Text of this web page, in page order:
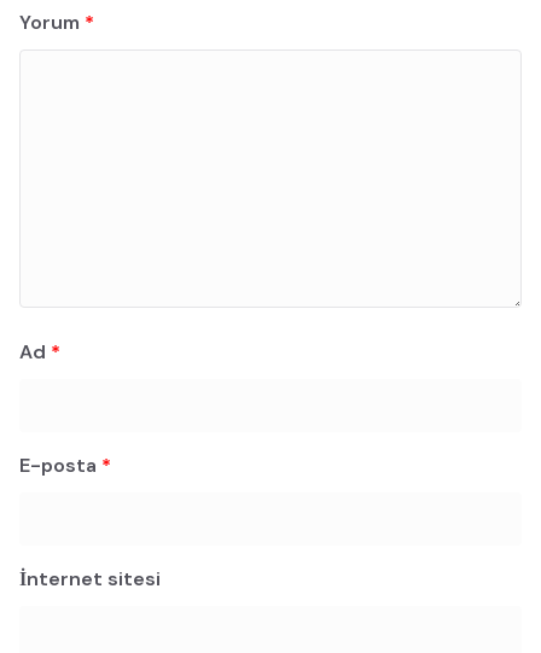
Yorum *
Ad *
E-posta *
İnternet sitesi